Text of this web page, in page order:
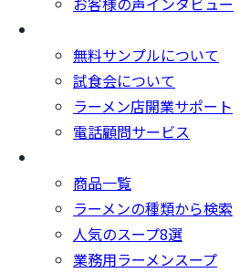
無料サンプルについて
試食会について
ラーメン店開業サポート
電話顧問サービス
商品一覧
ラーメンの種類から検索
人気のスープ8選
業務用ラーメンスープ